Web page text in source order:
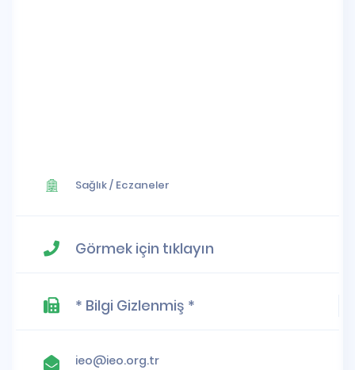
Sağlık/ Eczaneler
Görmek için tıklayın
* Bilgi Gizlenmiş *
ieo@ieo.org.tr